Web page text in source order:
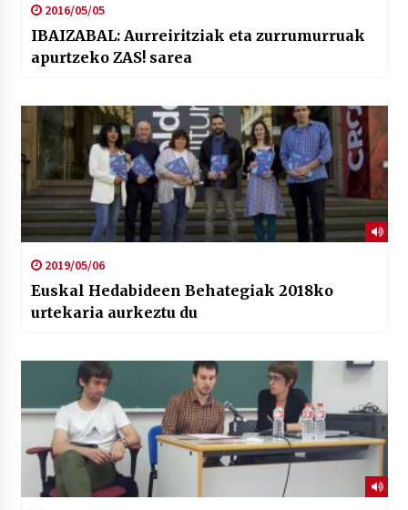
2016/05/05
IBAIZABAL: Aurreiritziak eta zurrumurruak
apurtzeko ZAS! sarea
2019/05/06
Euskal Hedabideen Behategiak 2018ko
urtekaria aurkeztu du